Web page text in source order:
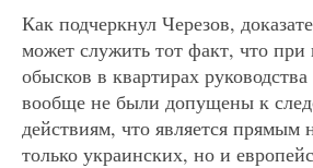
Как подчеркнул Черезов,
может служить тот факт, что при
обысков в квартирах
вообще не были допущены к
действиям, что является прямым
только украинских, но и